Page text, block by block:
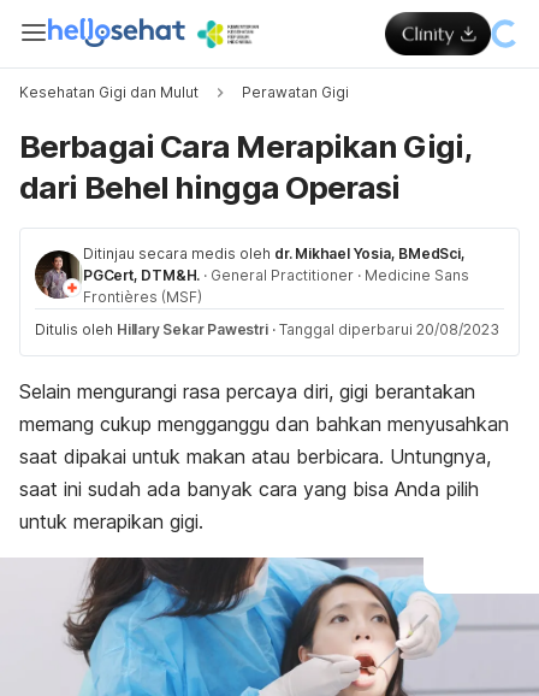
Kesehatan Gigi dan Mulut Perawatan Gigi
Berbagai Cara Merapikan Gigi,
dari Behel hingga Operasi
Ditinjau secara medis oleh dr. Mikhael Yosia, BMedSci,
PGCert, DTM&H. · General Practitioner · Medicine Sans
Frontières (MSF)
Ditulis oleh Hillary Sekar Pawestri · Tanggal diperbarui 20/08/2023
Selain mengurangi rasa percaya diri, gigi berantakan
memang cukup mengganggu dan bahkan menyusahkan
saat dipakai untuk makan atau berbicara. Untungnya,
saat ini sudah ada banyak cara yang bisa Anda pilih
untuk merapikan gigi.